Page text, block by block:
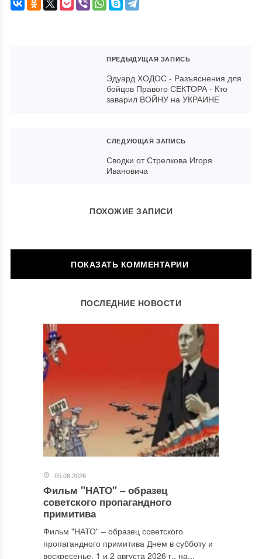
ПРЕДЫДУЩАЯ ЗАПИСЬ
Эдуард ХОДОС - Разъяснения для
бойцов Правого СЕКТОРА - Кто
заварил ВОЙНУ на УКРАИНЕ
СЛЕДУЮЩАЯ ЗАПИСЬ
Сводки от Стрелкова Игоря
Ивановича
ПОХОЖИЕ ЗАПИСИ
ОСТАВИТЬ КОММЕНТАРИЙ
Ваш адрес email не будет опубликован. Обязательные поля
Комментарий*
ПОСЛЕДНИЕ НОВОСТИ
05.08.2026
Фильм "НАТО" ‒ образец
советского пропагандного
примитива
Фильм "НАТО" ‒ образец советского
пропагандного примитива Днем в субботу и
воскресенье, 1 и 2 августа 2026 г., на...